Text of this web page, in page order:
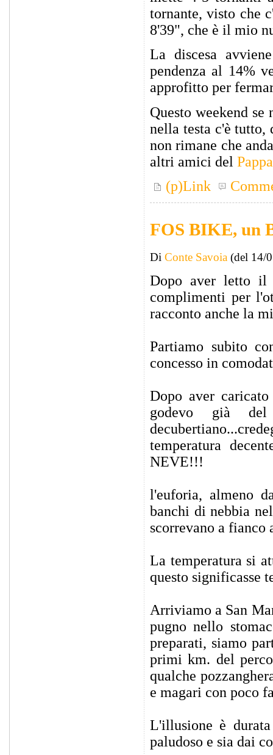
tornante, visto che
8'39", che è il mio
La discesa
pendenza al 14%
approfitto per
Questo weekend
nella testa c'è
non rimane che
altri amici del
(p)Link
FOS BIKE, un
Di Conte Savoia (del 14/
Dopo aver letto il
complimenti per
racconto anche la
Partiamo subito
concesso in
Dopo aver
godevo già
temperatura
NEVE!!!
l'euforia, almeno
banchi di nebbia
scorrevano a fianco
La temperatura si
questo significasse
Arriviamo a San
pugno nello
preparati, siamo
primi km. del
qualche
e magari con poco
L'illusione è
paludoso e sia dai